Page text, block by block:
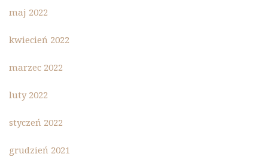
maj 2022
kwiecień 2022
marzec 2022
luty 2022
styczeń 2022
grudzień 2021